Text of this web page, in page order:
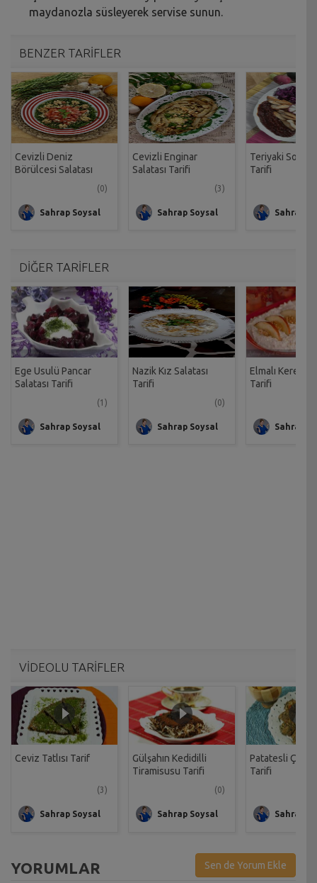
maydanozla süsleyerek servise sunun.
BENZER TARİFLER
Cevizli Deniz
Börülcesi Salatası
(0)
Sahrap Soysal
Cevizli Enginar
Salatası Tarifi
(3)
Sahrap Soysal
Teriyaki Soslu
Tarifi
Sahrap
DİĞER TARİFLER
Ege Usulü Pancar
Salatası Tarifi
(1)
Sahrap Soysal
Nazik Kız Salatası
Tarifi
(0)
Sahrap Soysal
Elmalı Kereviz
Tarifi
Sahrap
VİDEOLU TARİFLER
Ceviz Tatlısı Tarif
(3)
Sahrap Soysal
Gülşahın Kedidilli
Tiramisusu Tarifi
(0)
Sahrap Soysal
Patatesli Çıtır
Tarifi
Sahrap
YORUMLAR Sen de Yorum Ekle